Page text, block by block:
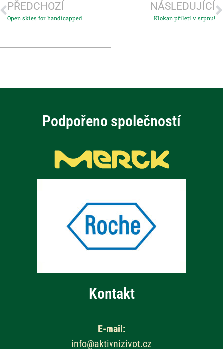
PŘEDCHOZÍ
Open skies for handicapped
NÁSLEDUJÍCÍ
Klokan přiletí v srpnu!
Podpořeno společností
Kontakt
E-mail:
info@aktivnizivot.cz